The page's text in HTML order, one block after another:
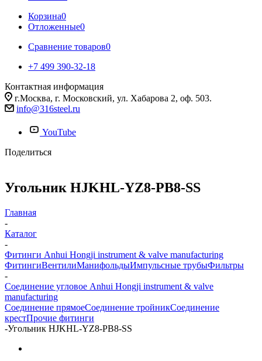
Корзина0
Отложенные0
Сравнение товаров0
+7 499 390-32-18
Контактная информация
г.Москва, г. Московский, ул. Хабарова 2, оф. 503.
info@316steel.ru
YouTube
Поделиться
Угольник HJKHL-YZ8-PB8-SS
Главная
-
Каталог
-
Фитинги Anhui Hongji instrument & valve manufacturing
ФитингиВентилиМанифольдыИмпульсные трубыФильтры
-
Соединение угловое Anhui Hongji instrument & valve
manufacturing
Соединение прямоеСоединение тройникСоединение
крестПрочие фитинги
-Угольник HJKHL-YZ8-PB8-SS